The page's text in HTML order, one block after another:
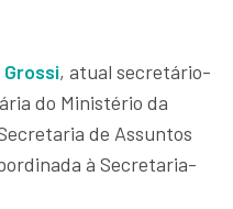
, atual secretário-
do Ministério da
de Assuntos
à Secretaria-